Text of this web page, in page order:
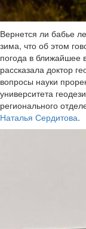
Вернется ли бабье
зима, что об этом
погода в ближайшее
рассказала доктор
вопросы науки
университета
регионального
Наталья Сердитова.